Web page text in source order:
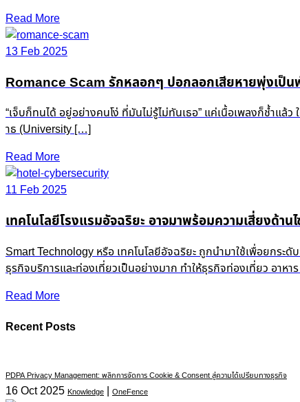
Read More
13 Feb 2025
Romance Scam รักหลอกๆ ปอกลอกเสียหายพุ่งเป็น
“เจ็บก็ทนได้ อยู่อย่างคนโง่ ที่มันไม่รู้ไม่ทันเธอ” แค่เนื้อเพลงก็ช้ำแ
าธ (University […]
Read More
11 Feb 2025
เทคโนโลยีโรงแรมอัจฉริยะ อาจมาพร้อมความเสี่ยงด้าน
Smart Technology หรือ เทคโนโลยีอัจฉริยะ ถูกนำมาใช้เพื่อยกร
ธุรกิจบริการและท่องเที่ยวเป็นอย่างมาก ทำให้ธุรกิจท่องเที่ยว อาห
Read More
Recent Posts
PDPA Privacy Management: พลิกการจัดการ Cookie & Consent สู่ความได้เปรียบทางธุรกิจ
16 Oct 2025 Knowledge | OneFence